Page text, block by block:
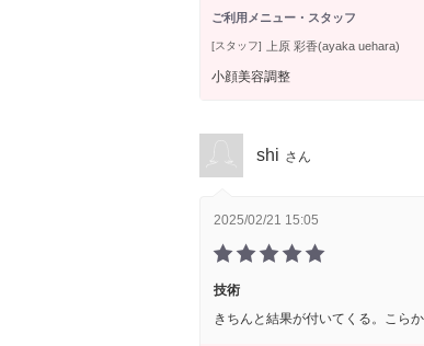
ご利用メニュー・スタッフ
[スタッフ] 上原 彩香(ayaka uehara)
小顔美容調整
shi さん
2025/02/21 15:05
技術
きちんと結果が付いてくる。こら